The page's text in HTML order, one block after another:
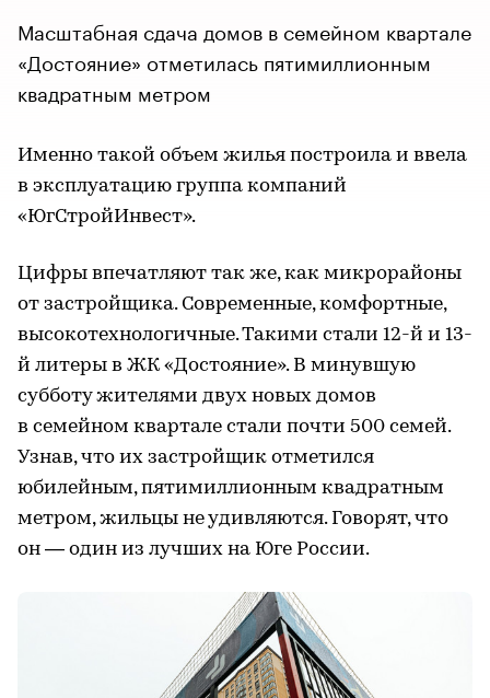
Масштабная сдача домов в семейном квартале
«Достояние» отметилась пятимиллионным
квадратным метром
Именно такой объем жилья построила и ввела
в эксплуатацию группа компаний
«ЮгСтройИнвест»‎.
Цифры впечатляют так же, как микрорайоны
от застройщика. Современные, комфортные,
высокотехнологичные. Такими стали 12-й и 13-
й литеры в ЖК «Достояние». В минувшую
субботу жителями двух новых домов
в семейном квартале стали почти 500 семей.
Узнав, что их застройщик отметился
юбилейным, пятимиллионным квадратным
метром, жильцы не удивляются. Говорят, что
он — один из лучших на Юге России.